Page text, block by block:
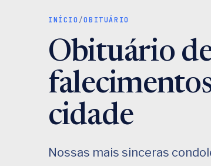
INÍCIO /OBITUÁRIO
Obituário
cidade
Nossas mais sinceras